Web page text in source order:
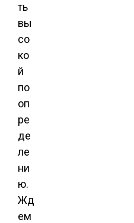
ть
вы
со
ко
й
по
оп
ре
де
ле
ни
ю.
Жд
ем